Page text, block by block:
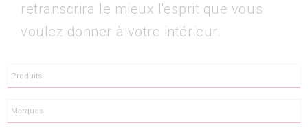
retranscrira le mieux l'esprit que vous
voulez donner à votre intérieur.